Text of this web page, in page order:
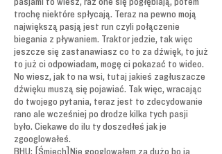
trochę niektóre spłycają. Teraz na pewno moją
największą pasją jest run czyli połączenie
biegania z pływaniem. Traktor jedzie, tak więc
jeszcze się zastanawiasz co to za dźwięk, to już
to już ci odpowiadam, mogę ci pokazać to wideo.
No wiesz, jak to na wsi, tutaj jakieś zagłuszacze
dźwięku muszą się pojawiać. Tak więc, wracając
do twojego pytania, teraz jest to zdecydowanie
rano ale wcześniej po drodze kilka tych pasji
było. Ciekawe do ilu ty doszedłeś jak je
zgooglowałeś.
BHU: [Śmiech]Nie googlowałem za dużo bo ja